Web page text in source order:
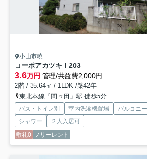
小山市暁
コーポアカツキＩ 203
3.6万円 管理/共益費2,000円
2階 / 35.64㎡ / 1LDK /築42年
東北本線「間々田」駅 徒歩5分
バス・トイレ別 室内洗濯機置場 バルコニー
シャワー
２人入居可
敷礼0 フリーレント